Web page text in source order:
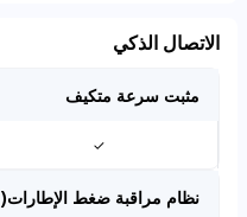
الاتصال الذكي
مثبت سرعة متكيف
✓
نظام مراقبة ضغط الإطارات(TPMS)